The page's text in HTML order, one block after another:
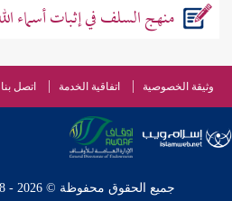
منهج السلف في إثبات أسماء
وثيقة الخصوصية اتفاقية الخدمة اتصل بنا
جميع الحقوق محفوظة © 2026 - 1998 لشبكة إسلام ويب